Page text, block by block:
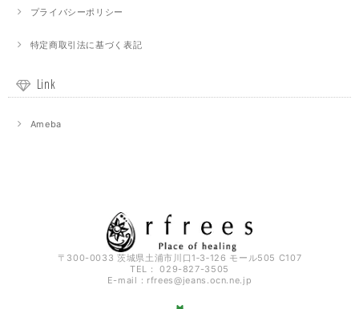
プライバシーポリシー
特定商取引法に基づく表記
Link
Ameba
〒300-0033 茨城県土浦市川口1‐3‐126 モール505 C107
TEL： 029-827-3505
E-mail： rfrees@jeans.ocn.ne.jp